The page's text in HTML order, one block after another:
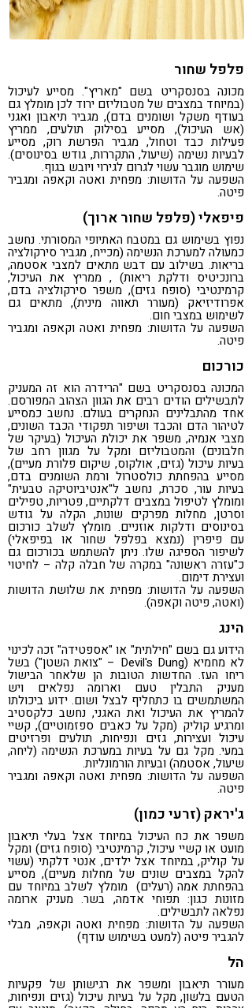
פלפל שחור
מכונה בסנסקריט בשם "מאריץ". מסייע לעיכול
(במיוחד במצבים של מטבוליזם ירוד לכן מומלץ גם
בעודף משקל ושומנים בדם), מגביר תיאבון ואגני
(אש העיכול), מסייע בסילוק תולעים, ממריץ
פעילות כבד וטחול, מגביר הפרשת רוק, מסייע
לבעיות נשימה (שיעול, התקררות, גודש בסינוסים).
שימוש מוגבר עשוי לגרום לגירוי ויובש בגוף.
השפעה על הדושות: מפחית ואטה וקאפה ומגביר
פיטה.
פיפאלי (פלפל שחור ארוך)
נפוץ בשימוש גם במטבח האתיופי המסורתי. נחשב
כמעולה למערכת הנשימה (מכייח, מגביר סירקולציה
בריאות. בשילוב עם דבש מתאים למצבי אסטמה,
ברונכיטיס ודלקת ריאות) , ממריץ את העיכול,
קרמינטיבי (סופח גזים), משפר סירקולציה בדם,
אפרודיזיאק (מעורר תאווה מינית), מתאים גם
לשימוש במצבי חום.
השפעה על הדושות: מפחית ואטה וקאפה ומגביר
פיטה.
כורכום
המכונה בסנסקריט בשם "הרידרה הוא זה המעניק
לתבשילים הודים רבים את הגוון הצהוב המפורסם.
אחד מהתבלינים הנחקרים בעולם. נחשב כמסייע
לטיהור הדם והכבד ושיפור תפקודי הכבד השונים,
מצבי אנמיה, משפר את יכולת העיכול (בעיקר של
חלבונים) והמטבוליזם ומקל על מגוון רחב של
בעיות עיכול (גזים, אולקוס, שיקום פלורת מעיים),
מסייע בהפחתת כולסטרול ורמת השומנים בדם,
בעיות עור, סכרת, נחשב ל"אנטיביוטיקה טבעית"
ומומלץ לטיפול במצבים דלקתיים, פטריות, טפילים
וסרטן, מחלות מפרקים שונות, הקלה על גודש
בסינוסים ודלקות אוזניים. מומלץ לשלב כורכום
עם פיפרין (נמצא בפלפל שחור או בפיפאלי)
לשיפור הספיגה שלו. ניתן להשתמש בכורכום גם
כ"עזרה ראשונה" במקרה של חבלה קלה – לחיטוי
ועצירת דימום.
השפעה על הדושות: מפחית את שלושת הדושות
(ואטה, פיטה וקאפה).
הינג
הידוע גם בשם "חילתית" או "אספטידה" זכה לכינוי
לא מחמיא (Devil's Dung – "צואת השטן") בשל
ריחו העז. החדשות הטובות הן שלאחר הבישול
מעניק התבלין טעם וארומה נפלאים ויש
המשתמשים בו כתחליף לבצל ושום. ידוע ביכולתו
להמריץ את העיכול ואת האגני, נחשב כלקסטיב
ומרגיע קוליק (מקל על כאבים ספזמוטיים), קשיי
עיכול ועצירות, גזים ונפיחות, תולעים ופרזיטים
במעי. מקל גם על בעיות במערכת הנשימה (ליחה,
שיעול, אסטמה) ובעיות הורמונליות.
השפעה על הדושות: מפחית ואטה וקאפה ומגביר
פיטה.
ג'יראק (זרעי כמון)
משפר את כח העיכול במיוחד אצל בעלי תיאבון
מועט או קשיי עיכול, קרמינטיבי (סופח גזים) ומקל
על קוליק, במיוחד אצל ילדים, אנטי דלקתי (עשוי
להקל במצבים שונים של מחלות מעיים), מסייע
בהפחתת אמה (רעלים) מומלץ לשלב במיוחד עם
מזונות כגון: תפוחי אדמה, בשר. מעניק ארומה
נפלאה לתבשילים.
השפעה על הדושות: מפחית ואטה וקאפה, מבלי
להגביר פיטה (למעט בשימוש עודף)
הל
מעורר תיאבון ומשפר את רגישותן של פקעיות
הטעם בלשון, מקל על בעיות עיכול (גזים ונפיחות,